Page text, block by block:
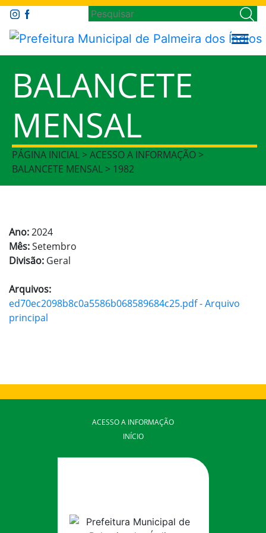
BALANCETE
MENSAL
PÁGINA INICIAL > ACESSO A INFORMAÇÃO >
BALANCETE MENSAL > 1982
Ano:2024
Mês:Setembro
Divisão: Geral
Arquivos:
ed70ec2098b8c0a5586b068589684c25.pdf - Arquivo
principal
ACESSO A INFORMAÇÃO
INÍCIO